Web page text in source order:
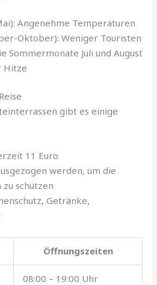
Angenehme Temperaturen
Oktober): Weniger Touristen
Sommermonate Juli und August
Hitze
gibt es einige
11 Euro
werden, um die
schützen
Getränke,
Öffnungszeiten
08:00 – 19:00 Uhr